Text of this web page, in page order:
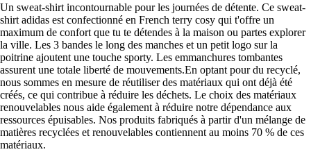
Un sweat-shirt incontournable pour les journées de détente. Ce sweat-
shirt adidas est confectionné en French terry cosy qui t'offre un
maximum de confort que tu te détendes à la maison ou partes explorer
la ville. Les 3 bandes le long des manches et un petit logo sur la
poitrine ajoutent une touche sporty. Les emmanchures tombantes
assurent une totale liberté de mouvements.En optant pour du recyclé,
nous sommes en mesure de réutiliser des matériaux qui ont déjà été
créés, ce qui contribue à réduire les déchets. Le choix des matériaux
renouvelables nous aide également à réduire notre dépendance aux
ressources épuisables. Nos produits fabriqués à partir d'un mélange de
matières recyclées et renouvelables contiennent au moins 70 % de ces
matériaux.